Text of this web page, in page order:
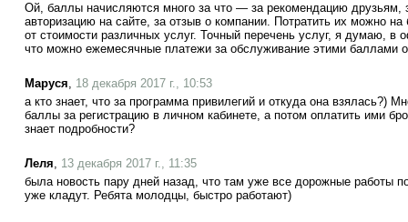
Ой, баллы начисляются много за что — за рекомендацию друзьям,
авторизацию на сайте, за отзыв о компании. Потратить их можно на
от стоимости различных услуг. Точный перечень услуг, я думаю, в
что можно ежемесячные платежи за обслуживание этими баллами
Маруся, 18 декабря 2017 г., 10:53
а кто знает, что за программа привилегий и откуда она взялась?)
баллы за регистрацию в личном кабинете, а потом оплатить ими
знает подробности?
Леля, 13 декабря 2017 г., 11:35
была новость пару дней назад, что там уже все дорожные работы
уже кладут. Ребята молодцы, быстро работают)